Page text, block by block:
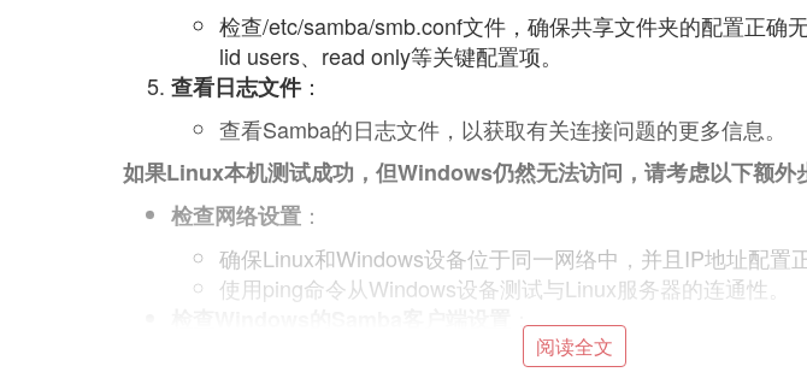
检查/etc/samba/smb.conf文件，确保共享文件夹的配置正确
lid users、read only等关键配置项。
查看日志文件：
查看Samba的日志文件，以获取有关连接问题的更多信息。
如果Linux本机测试成功，但Windows仍然无法访问，请考虑以下额外
检查网络设置 ：
确保Linux和Windows设备位于同一网络中，并且IP地址配置正
使用ping命令从Windows设备测试与Linux服务器的连通性。
：
在Windows上，确保已安装并配置了适当的Samba客户端软件
阅读全文